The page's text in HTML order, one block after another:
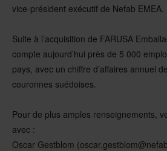
vice-président exécutif de Nefab EMEA.
Suite à l’acquisition de FARUSA
compte aujourd’hui près de 5 000
pays, avec un chiffre d’affaires annuel
couronnes suédoises.
Pour de plus amples renseignements,
avec :
Oscar Gestblom